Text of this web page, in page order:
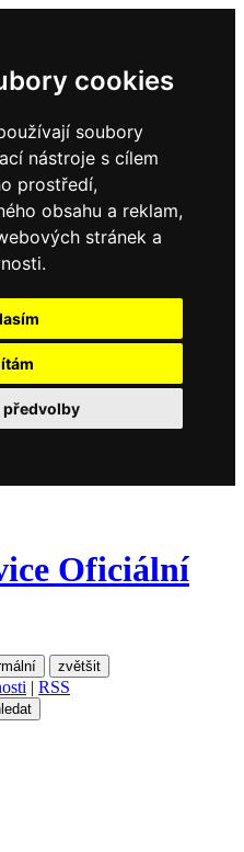
cookies
soubory
nástroje s cílem
prostředí,
obsahu a reklam,
stránek a
předvolby
Oficiální
zvětšit
| RSS